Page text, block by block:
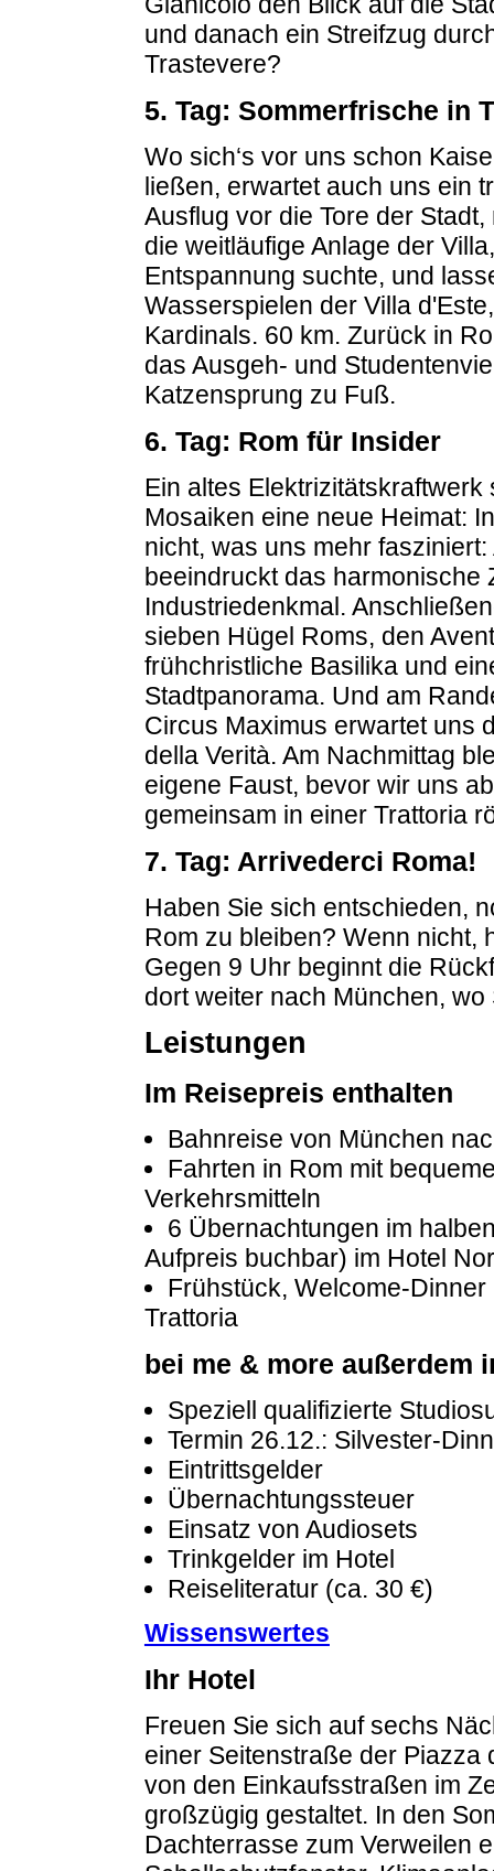
und danach ein Streifzug
Trastevere?
5. Tag: Sommerfrische in
Wo sich‘s vor uns schon
ließen, erwartet auch uns ein
Ausflug vor die Tore der
die weitläufige Anlage der
Entspannung suchte, und
Wasserspielen der Villa
Kardinals. 60 km. Zurück in
das Ausgeh- und
Katzensprung zu Fuß.
6. Tag: Rom für Insider
Ein altes
Mosaiken eine neue Heimat:
nicht, was uns mehr
beeindruckt das harmonische
Industriedenkmal.
sieben Hügel Roms, den
frühchristliche Basilika und
Stadtpanorama. Und am
Circus Maximus erwartet uns
della Verità. Am Nachmittag
eigene Faust, bevor wir uns
gemeinsam in einer Trattoria
7. Tag: Arrivederci Roma!
Haben Sie sich entschieden,
Rom zu bleiben? Wenn nicht,
Gegen 9 Uhr beginnt die
dort weiter nach München,
Leistungen
Im Reisepreis enthalten
Bahnreise von München
Fahrten in Rom mit
Verkehrsmitteln
6 Übernachtungen im
Aufpreis buchbar) im Hotel
Frühstück, Welcome-
Trattoria
bei me & more außerdem
Speziell qualifizierte
Termin 26.12.: Silvester-
Eintrittsgelder
Übernachtungssteuer
Einsatz von Audiosets
Trinkgelder im Hotel
Reiseliteratur (ca. 30 €)
Wissenswertes
Ihr Hotel
Freuen Sie sich auf sechs
einer Seitenstraße der Piazza
von den Einkaufsstraßen im
großzügig gestaltet. In den
Dachterrasse zum Verweilen